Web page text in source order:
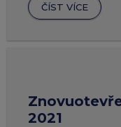
ČÍST VÍCE
2021